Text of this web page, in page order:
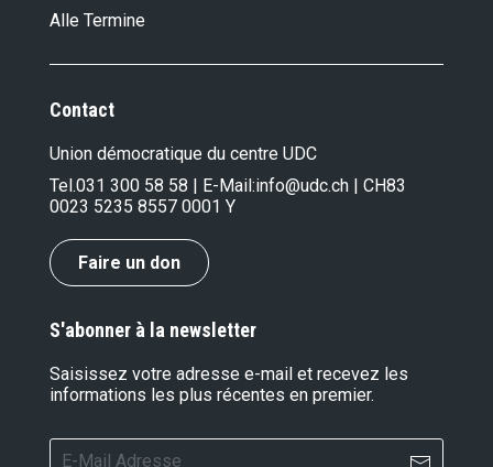
Alle Termine
Contact
Union démocratique du centre UDC
Tel.031 300 58 58 | E-Mail:info@udc.ch | CH83
0023 5235 8557 0001 Y
Faire un don
S'abonner à la newsletter
Saisissez votre adresse e-mail et recevez les
informations les plus récentes en premier.